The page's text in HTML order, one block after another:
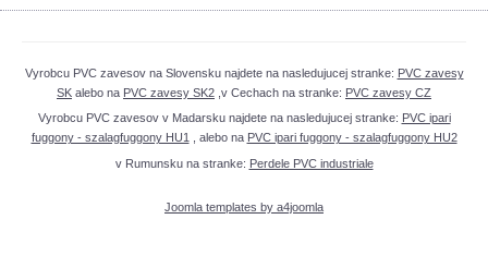
Vyrobcu PVC zavesov na Slovensku najdete na nasledujucej stranke: PVC zavesy
SK alebo na PVC zavesy SK2 ,v Cechach na stranke: PVC zavesy CZ
Vyrobcu PVC zavesov v Madarsku najdete na nasledujucej stranke: PVC ipari
fuggony - szalagfuggony HU1, alebo na PVC ipari fuggony - szalagfuggony HU2
v Rumunsku na stranke: Perdele PVC industriale
Joomla templates by a4joomla